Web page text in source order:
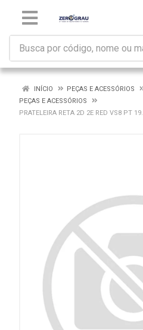
INÍCIO
PEÇAS E ACESSÓRIOS
PEÇAS E ACESSÓRIOS
PRATELEIRA RETA 2D 2E RED VS8 PT